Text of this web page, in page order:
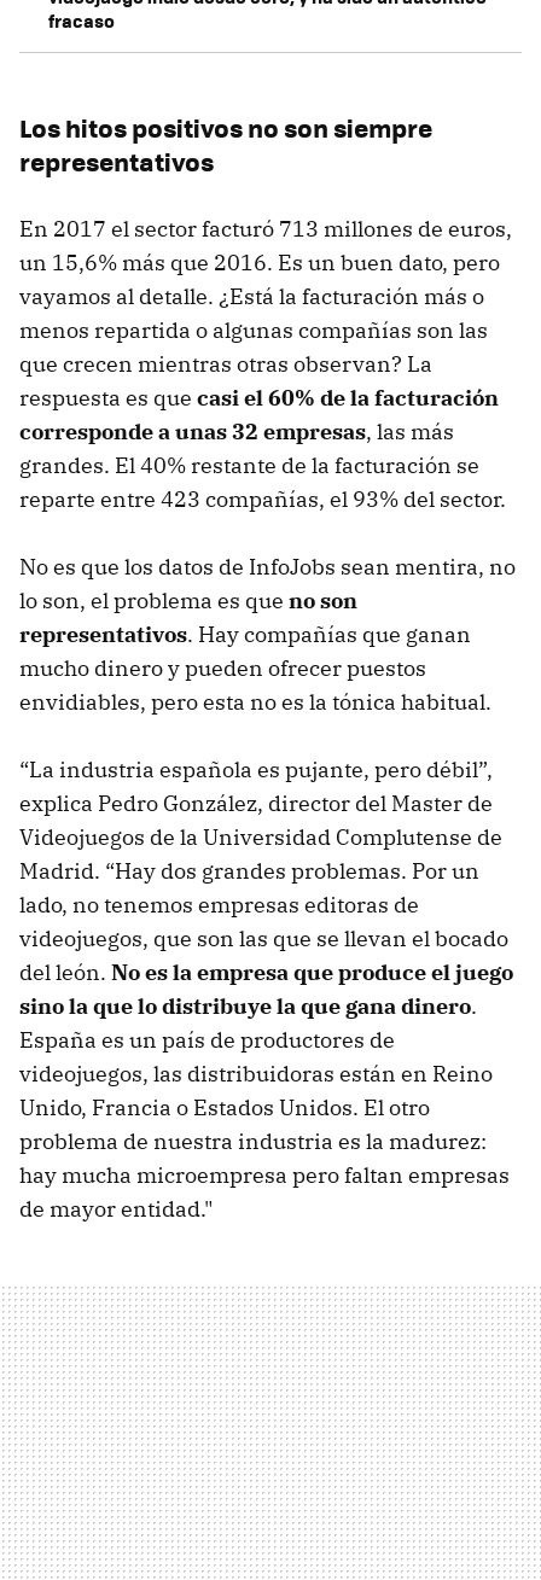
fracaso
Los hitos positivos no son siempre
representativos
En 2017 el sector facturó 713 millones de euros,
un 15,6% más que 2016. Es un buen dato, pero
vayamos al detalle. ¿Está la facturación más o
menos repartida o algunas compañías son las
que crecen mientras otras observan? La
respuesta es que casi el 60% de la facturación
corresponde a unas 32 empresas, las más
grandes. El 40% restante de la facturación se
reparte entre 423 compañías, el 93% del sector.
No es que los datos de InfoJobs sean mentira, no
lo son, el problema es que no son
representativos. Hay compañías que ganan
mucho dinero y pueden ofrecer puestos
envidiables, pero esta no es la tónica habitual.
“La industria española es pujante, pero débil”,
explica Pedro González, director del Master de
Videojuegos de la Universidad Complutense de
Madrid. “Hay dos grandes problemas. Por un
lado, no tenemos empresas editoras de
videojuegos, que son las que se llevan el bocado
del león. No es la empresa que produce el juego
sino la que lo distribuye la que gana dinero.
España es un país de productores de
videojuegos, las distribuidoras están en Reino
Unido, Francia o Estados Unidos. El otro
problema de nuestra industria es la madurez:
hay mucha microempresa pero faltan empresas
de mayor entidad."